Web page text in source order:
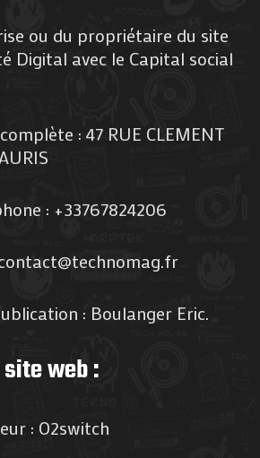
ou du propriétaire du site
Digital avec le Capital social
: 47 RUE CLEMENT
: +33767824206
: Boulanger Eric.
web :
: O2switch